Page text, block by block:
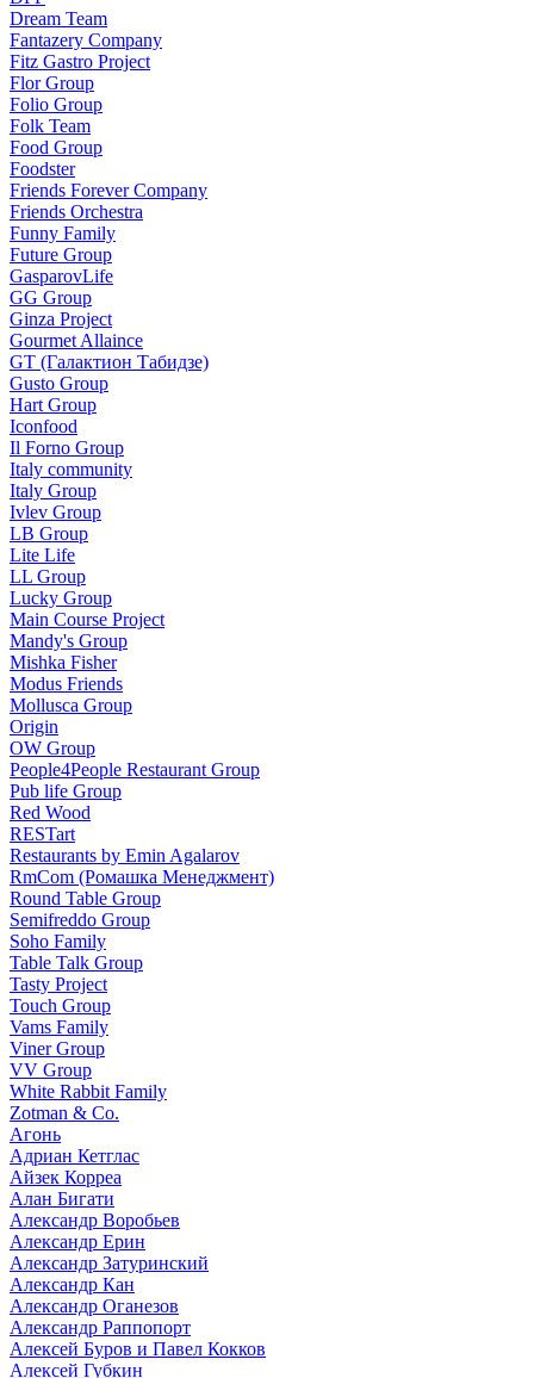
Dream Team
Fantazery Company
Fitz Gastro Project
Flor Group
Folio Group
Folk Team
Food Group
Foodster
Friends Forever Company
Friends Orchestra
Funny Family
Future Group
GasparovLife
GG Group
Ginza Project
Gourmet Allaince
GT (Галактион Табидзе)
Gusto Group
Hart Group
Iconfood
Il Forno Group
Italy community
Italy Group
Ivlev Group
LB Group
Lite Life
LL Group
Lucky Group
Main Course Project
Mandy's Group
Mishka Fisher
Modus Friends
Mollusca Group
Origin
OW Group
People4People Restaurant Group
Pub life Group
Red Wood
RESTart
Restaurants by Emin Agalarov
RmCom (Ромашка Менеджмент)
Round Table Group
Semifreddo Group
Soho Family
Table Talk Group
Tasty Project
Touch Group
Vams Family
Viner Group
VV Group
White Rabbit Family
Zotman & Co.
Агонь
Адриан Кетглас
Айзек Корреа
Алан Бигати
Александр Воробьев
Александр Ерин
Александр Затуринский
Александр Кан
Александр Оганезов
Александр Раппопорт
Алексей Буров и Павел Кокков
Алексей Губкин